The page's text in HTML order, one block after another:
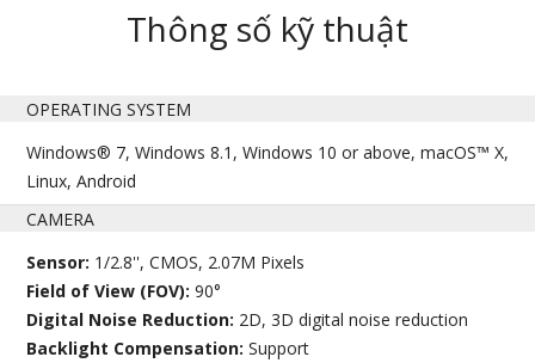
Thông số kỹ thuật
OPERATING SYSTEM
Windows® 7, Windows 8.1, Windows 10 or above, macOS™ X,
Linux, Android
CAMERA
Sensor: 1/2.8'', CMOS, 2.07M Pixels
Field of View (FOV):90°
Digital Noise Reduction: 2D, 3D digital noise reduction
Backlight Compensation:Support